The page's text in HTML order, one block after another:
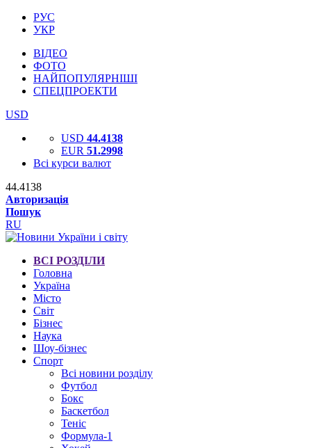
РУС
УКР
ВІДЕО
ФОТО
НАЙПОПУЛЯРНІШІ
СПЕЦПРОЕКТИ
USD
USD 44.4138
EUR 51.2998
Всі курси валют
44.4138
Авторизація
Пошук
RU
ВСІ РОЗДІЛИ
Головна
Україна
Місто
Світ
Бізнес
Наука
Шоу-бізнес
Спорт
Всі новини розділу
Футбол
Бокс
Баскетбол
Теніс
Формула-1